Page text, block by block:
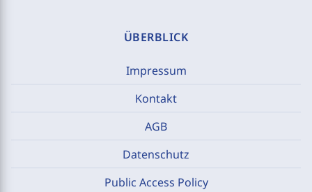
ÜBERBLICK
Impressum
Kontakt
AGB
Datenschutz
Public Access Policy